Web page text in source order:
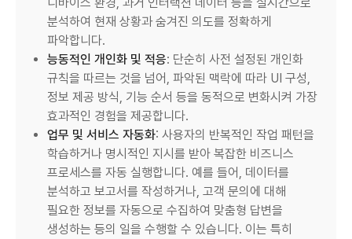
분석하여 현재 상황과 숨겨진 의도를 정확하게
파악합니다.
능동적인 개인화 및 적응: 단순히 사전 설정된 개인화
규칙을 따르는 것을 넘어, 파악된 맥락에 따라 UI 구성,
정보 제공 방식, 기능 순서 등을 동적으로 변화시켜 가장
효과적인 경험을 제공합니다.
업무 및 서비스 자동화: 사용자의 반복적인 작업 패턴을
학습하거나 명시적인 지시를 받아 복잡한 비즈니스
프로세스를 자동 실행합니다. 예를 들어, 데이터를
분석하고 보고서를 작성하거나, 고객 문의에 대해
필요한 정보를 자동으로 수집하여 맞춤형 답변을
생성하는 등의 일을 수행할 수 있습니다. 이는 특히